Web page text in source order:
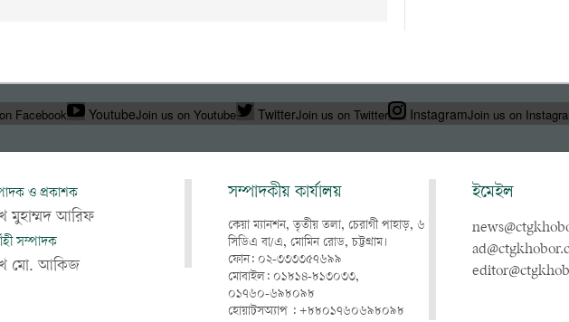
Facebook YoutubeJoin us on Youtube TwitterJoin us on Twitter InstagramJoin us on
ও প্রকাশক
মুহাম্মদ আরিফ
সম্পাদক
মো. আকিজ
সম্পাদকীয় কার্যালয়
কেয়া ম্যানশন, তৃতীয় তলা, চেরাগী পাহাড়, ৬
সিডিএ বা/এ, মোমিন রোড, চট্টগ্রাম।
ফোন: ০২-৩৩৩৩৫৭৬৯৯
মোবাইল: ০১৮১৪-৮১৩০৩৩,
০১৭৬০-৬৯৮০৯৮
হোয়াটসঅ্যাপ : +৮৮০১৭৬০৬৯৮০৯৮
ইমেইল